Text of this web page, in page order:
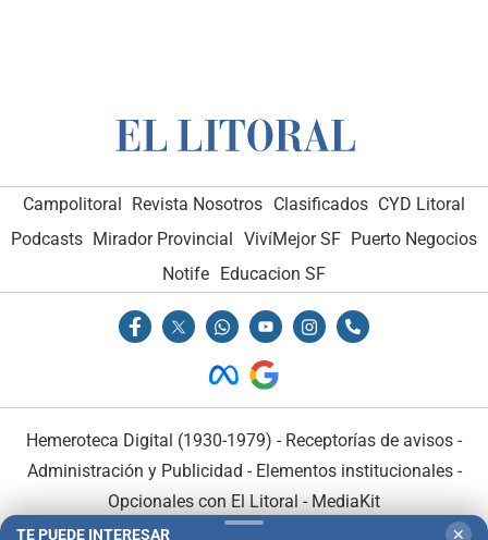
Campolitoral Revista Nosotros Clasificados CYD Litoral
Podcasts Mirador Provincial VivíMejor SF Puerto Negocios
Notife Educacion SF
Hemeroteca Digital (1930-1979) - Receptorías de avisos -
Administración y Publicidad - Elementos institucionales-
Opcionales con El Litoral - MediaKit
TE PUEDE INTERESAR ✕